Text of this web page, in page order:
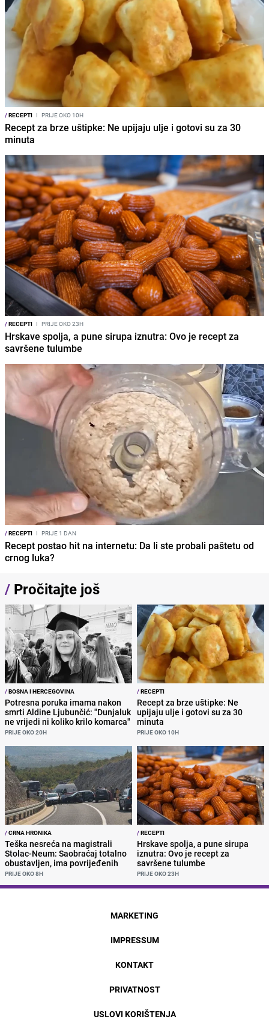
/RECEPTI I PRIJE OKO 10H
Recept za brze uštipke: Ne upijaju ulje i gotovi su za 30
minuta
/RECEPTI I PRIJE OKO 23H
Hrskave spolja, a pune sirupa iznutra: Ovo je recept za
savršene tulumbe
/RECEPTI I PRIJE 1 DAN
Recept postao hit na internetu: Da li ste probali paštetu od
crnog luka?
/ Pročitajte još
/BOSNA I HERCEGOVINA
Potresna poruka imama nakon
smrti Aldine Ljubunčić: "Dunjaluk
ne vrijedi ni koliko krilo komarca"
PRIJE OKO 20H
/RECEPTI
Recept za brze uštipke: Ne
upijaju ulje i gotovi su za 30
minuta
PRIJE OKO 10H
/CRNA HRONIKA
Teška nesreća na magistrali
Stolac-Neum: Saobraćaj totalno
obustavljen, ima povrijeđenih
PRIJE OKO 8H
/RECEPTI
Hrskave spolja, a pune sirupa
iznutra: Ovo je recept za
savršene tulumbe
PRIJE OKO 23H
MARKETING
IMPRESSUM
KONTAKT
PRIVATNOST
USLOVI KORIŠTENJA